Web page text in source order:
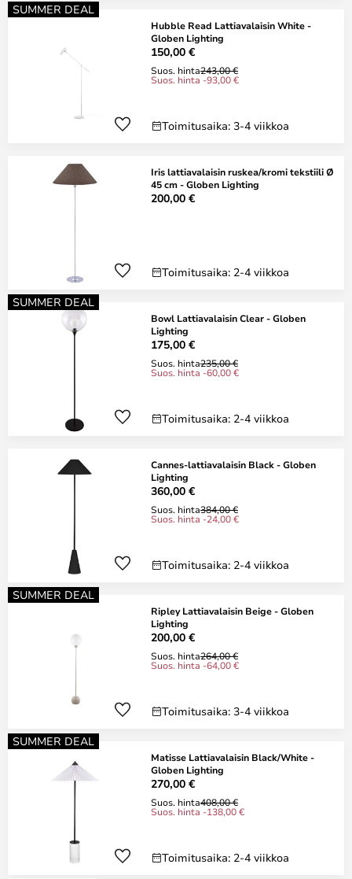
SUMMER DEAL
Hubble Read Lattiavalaisin White -
Globen Lighting
150,00 €
Suos. hinta243,00 €
Suos. hinta -93,00 €
Toimitusaika: 3-4 viikkoa
Iris lattiavalaisin ruskea/kromi tekstiili Ø
45 cm - Globen Lighting
200,00 €
Toimitusaika: 2-4 viikkoa
SUMMER DEAL
Bowl Lattiavalaisin Clear - Globen
Lighting
175,00 €
Suos. hinta235,00 €
Suos. hinta -60,00 €
Toimitusaika: 2-4 viikkoa
Cannes-lattiavalaisin Black - Globen
Lighting
360,00 €
Suos. hinta384,00 €
Suos. hinta -24,00 €
Toimitusaika: 2-4 viikkoa
SUMMER DEAL
Ripley Lattiavalaisin Beige - Globen
Lighting
200,00 €
Suos. hinta264,00 €
Suos. hinta -64,00 €
Toimitusaika: 3-4 viikkoa
SUMMER DEAL
Matisse Lattiavalaisin Black/White -
Globen Lighting
270,00 €
Suos. hinta408,00 €
Suos. hinta -138,00 €
Toimitusaika: 2-4 viikkoa